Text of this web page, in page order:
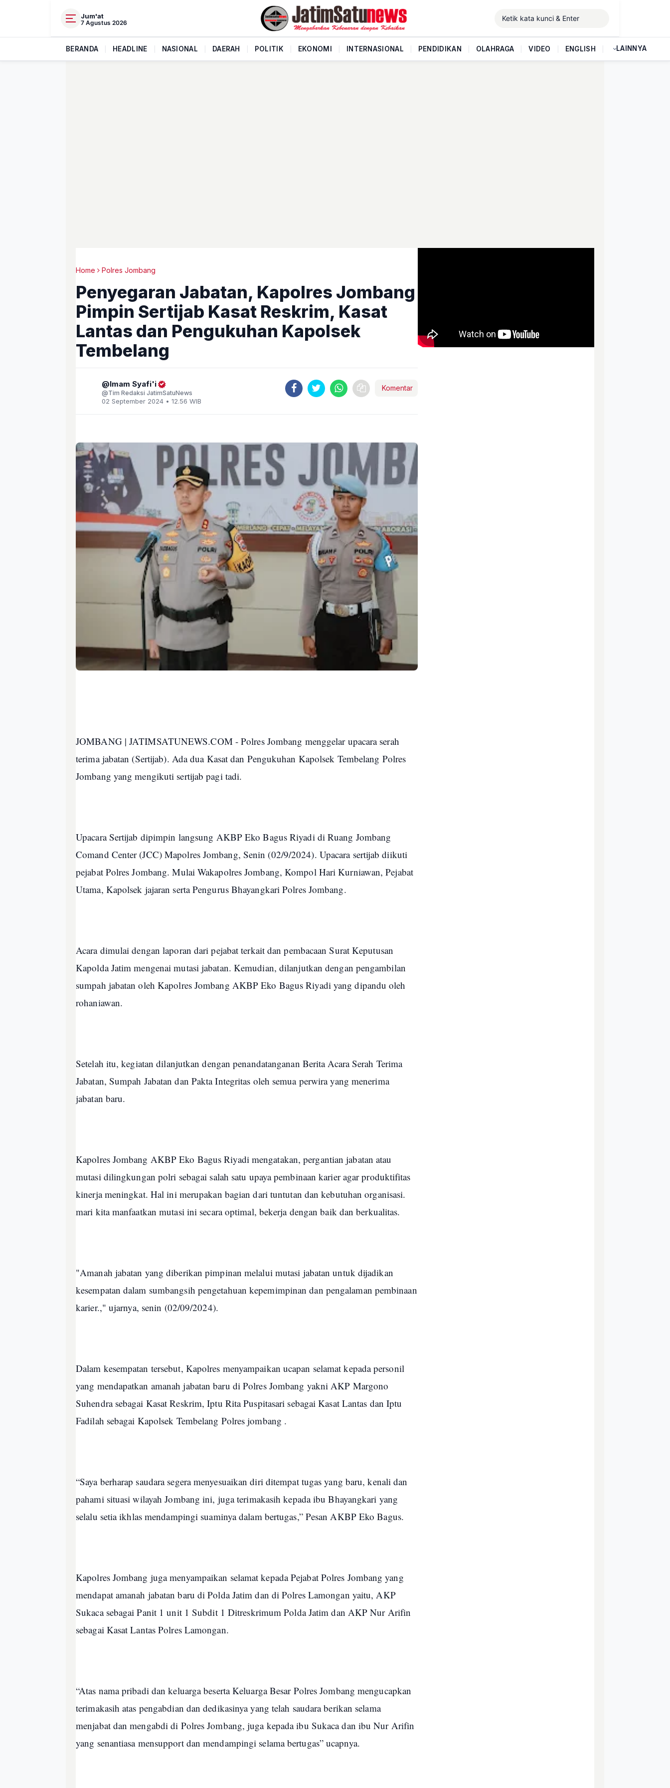
Jum'at
7 Agustus 2026
BERANDA HEADLINE NASIONAL DAERAH POLITIK EKONOMI INTERNASIONAL PENDIDIKAN OLAHRAGA VIDEO ENGLISH LAINNYA
Home Polres Jombang
Penyegaran Jabatan, Kapolres Jombang
Pimpin Sertijab Kasat Reskrim, Kasat
Lantas dan Pengukuhan Kapolsek
Tembelang
Imam Syafi'i
Tim Redaksi JatimSatuNews
02 September 2024 • 12.56 WIB
Komentar
JOMBANG | JATIMSATUNEWS.COM - Polres Jombang menggelar upacara serah
terima jabatan (Sertijab). Ada dua Kasat dan Pengukuhan Kapolsek Tembelang Polres
Jombang yang mengikuti sertijab pagi tadi.
Upacara Sertijab dipimpin langsung AKBP Eko Bagus Riyadi di Ruang Jombang
Comand Center (JCC) Mapolres Jombang, Senin (02/9/2024). Upacara sertijab diikuti
pejabat Polres Jombang. Mulai Wakapolres Jombang, Kompol Hari Kurniawan, Pejabat
Utama, Kapolsek jajaran serta Pengurus Bhayangkari Polres Jombang.
Acara dimulai dengan laporan dari pejabat terkait dan pembacaan Surat Keputusan
Kapolda Jatim mengenai mutasi jabatan. Kemudian, dilanjutkan dengan pengambilan
sumpah jabatan oleh Kapolres Jombang AKBP Eko Bagus Riyadi yang dipandu oleh
rohaniawan.
Setelah itu, kegiatan dilanjutkan dengan penandatanganan Berita Acara Serah Terima
Jabatan, Sumpah Jabatan dan Pakta Integritas oleh semua perwira yang menerima
jabatan baru.
Kapolres Jombang AKBP Eko Bagus Riyadi mengatakan, pergantian jabatan atau
mutasi dilingkungan polri sebagai salah satu upaya pembinaan karier agar produktifitas
kinerja meningkat. Hal ini merupakan bagian dari tuntutan dan kebutuhan organisasi.
mari kita manfaatkan mutasi ini secara optimal, bekerja dengan baik dan berkualitas.
"Amanah jabatan yang diberikan pimpinan melalui mutasi jabatan untuk dijadikan
kesempatan dalam sumbangsih pengetahuan kepemimpinan dan pengalaman pembinaan
karier.," ujarnya, senin (02/09/2024).
Dalam kesempatan tersebut, Kapolres menyampaikan ucapan selamat kepada personil
yang mendapatkan amanah jabatan baru di Polres Jombang yakni AKP Margono
Suhendra sebagai Kasat Reskrim, Iptu Rita Puspitasari sebagai Kasat Lantas dan Iptu
Fadilah sebagai Kapolsek Tembelang Polres jombang .
“Saya berharap saudara segera menyesuaikan diri ditempat tugas yang baru, kenali dan
pahami situasi wilayah Jombang ini, juga terimakasih kepada ibu Bhayangkari yang
selalu setia ikhlas mendampingi suaminya dalam bertugas,” Pesan AKBP Eko Bagus.
Kapolres Jombang juga menyampaikan selamat kepada Pejabat Polres Jombang yang
mendapat amanah jabatan baru di Polda Jatim dan di Polres Lamongan yaitu, AKP
Sukaca sebagai Panit 1 unit 1 Subdit 1 Ditreskrimum Polda Jatim dan AKP Nur Arifin
sebagai Kasat Lantas Polres Lamongan.
“Atas nama pribadi dan keluarga beserta Keluarga Besar Polres Jombang mengucapkan
terimakasih atas pengabdian dan dedikasinya yang telah saudara berikan selama
menjabat dan mengabdi di Polres Jombang, juga kepada ibu Sukaca dan ibu Nur Arifin
yang senantiasa mensupport dan mendampingi selama bertugas” ucapnya.